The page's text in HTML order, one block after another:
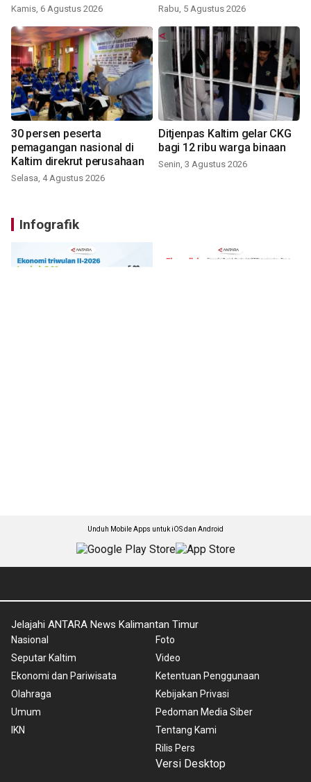
Kamis, 6 Agustus 2026 Rabu, 5 Agustus 2026
30 persen peserta
pemagangan nasional di
Kaltim direkrut perusahaan
Selasa, 4 Agustus 2026
Ditjenpas Kaltim gelar CKG
bagi 12 ribu warga binaan
Senin, 3 Agustus 2026
Infografik
Unduh Mobile Apps untuk iOS dan Android
Jelajahi ANTARA News Kalimantan Timur
Nasional
Seputar Kaltim
Ekonomi dan Pariwisata
Olahraga
Umum
IKN
Foto
Video
Ketentuan Penggunaan
Kebijakan Privasi
Pedoman Media Siber
Tentang Kami
Rilis Pers
Versi Desktop